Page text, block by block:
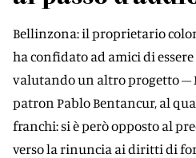
Bellinzona: il proprietario
ha confidato ad amici di essere
valutando un altro progetto –
patron Pablo Bentancur, al
franchi: si è però opposto al
verso la rinuncia ai diritti di